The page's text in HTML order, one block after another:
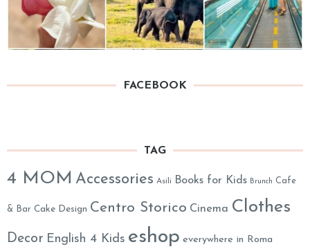
FACEBOOK
TAG
4 MOM Accessories Asili Books for Kids Brunch Cafe
& Bar Cake Design Centro Storico Cinema Clothes
Decor English 4 Kids eshop everywhere in Roma